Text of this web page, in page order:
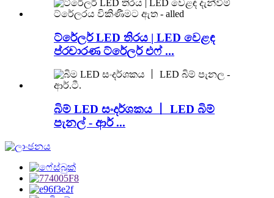
ට්රේලර් LED තිරය | LED වෙළඳ
ප්රචාරණ ට්රේලර් එෆ් ...
බිම් LED සංදර්ශකය 丨 LED බිම්
පැනල් - ආර් ...